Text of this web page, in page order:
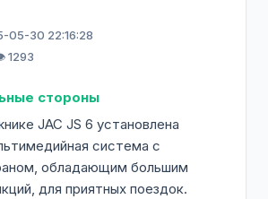
05-30 22:16:28
1293
стороны
JAC JS 6 установлена
система с
обладающим большим
для приятных поездок.